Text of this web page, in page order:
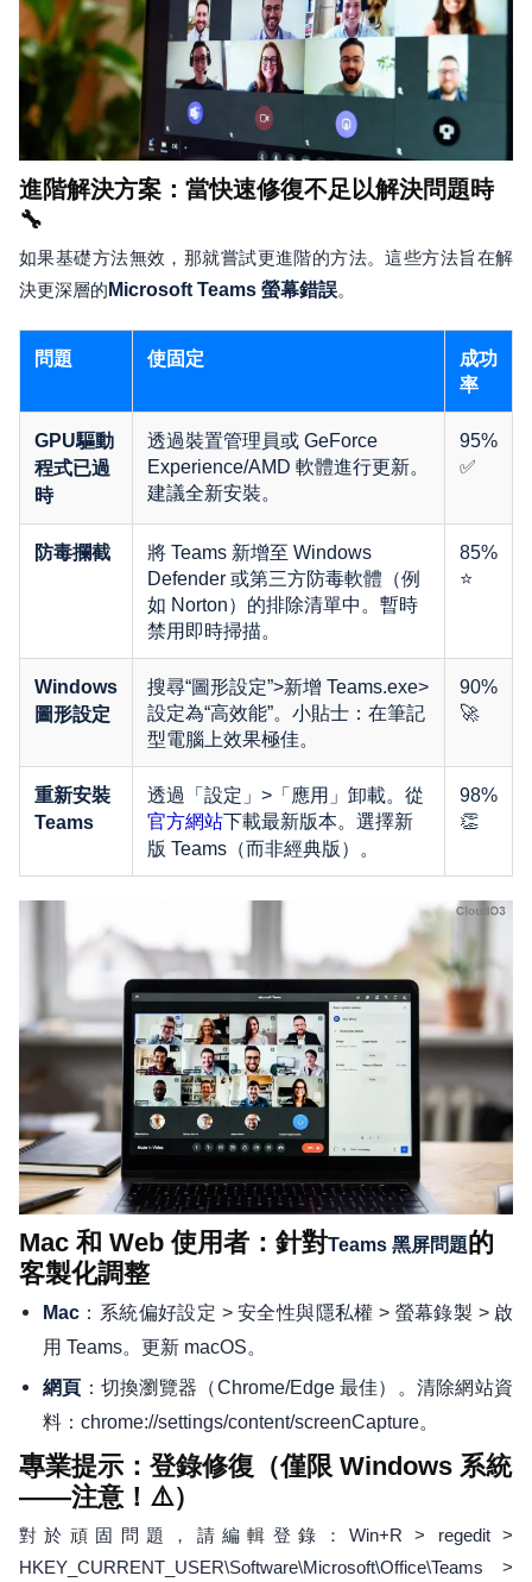
進階解決方案：當快速修復不足以解決問題時
🔧
如果基礎方法無效，那就嘗試更進階的方法。這些方法旨在解
決更深層的 Microsoft Teams 螢幕錯誤。
問題 使固定
成功
率
GPU驅動
程式已過
時
透過裝置管理員或 GeForce
Experience/AMD 軟體進行更新。
建議全新安裝。
95%
✅
防毒攔截
將 Teams 新增至 Windows
Defender 或第三方防毒軟體（例
如 Norton）的排除清單中。暫時
禁用即時掃描。
85%
⭐
Windows
圖形設定
搜尋“圖形設定”>新增 Teams.exe>
設定為“高效能”。小貼士：在筆記
型電腦上效果極佳。
90%
🚀
重新安裝
Teams
透過「設定」>「應用」卸載。從
官方網站下載最新版本。選擇新
版 Teams（而非經典版）。
98%
👏
Mac 和 Web 使用者：針對Teams 黑屏問題的
客製化調整
Mac ：系統偏好設定 > 安全性與隱私權 > 螢幕錄製 > 啟
用 Teams。更新 macOS。
網頁 ：切換瀏覽器（Chrome/Edge 最佳）。清除網站資
料：chrome://settings/content/screenCapture。
專業提示：登錄修復（僅限 Windows 系統
——注意！⚠️）
對於頑固問題，請編輯登錄：Win+R > regedit >
HKEY_CURRENT_USER\Software\Microsoft\Office\Teams >